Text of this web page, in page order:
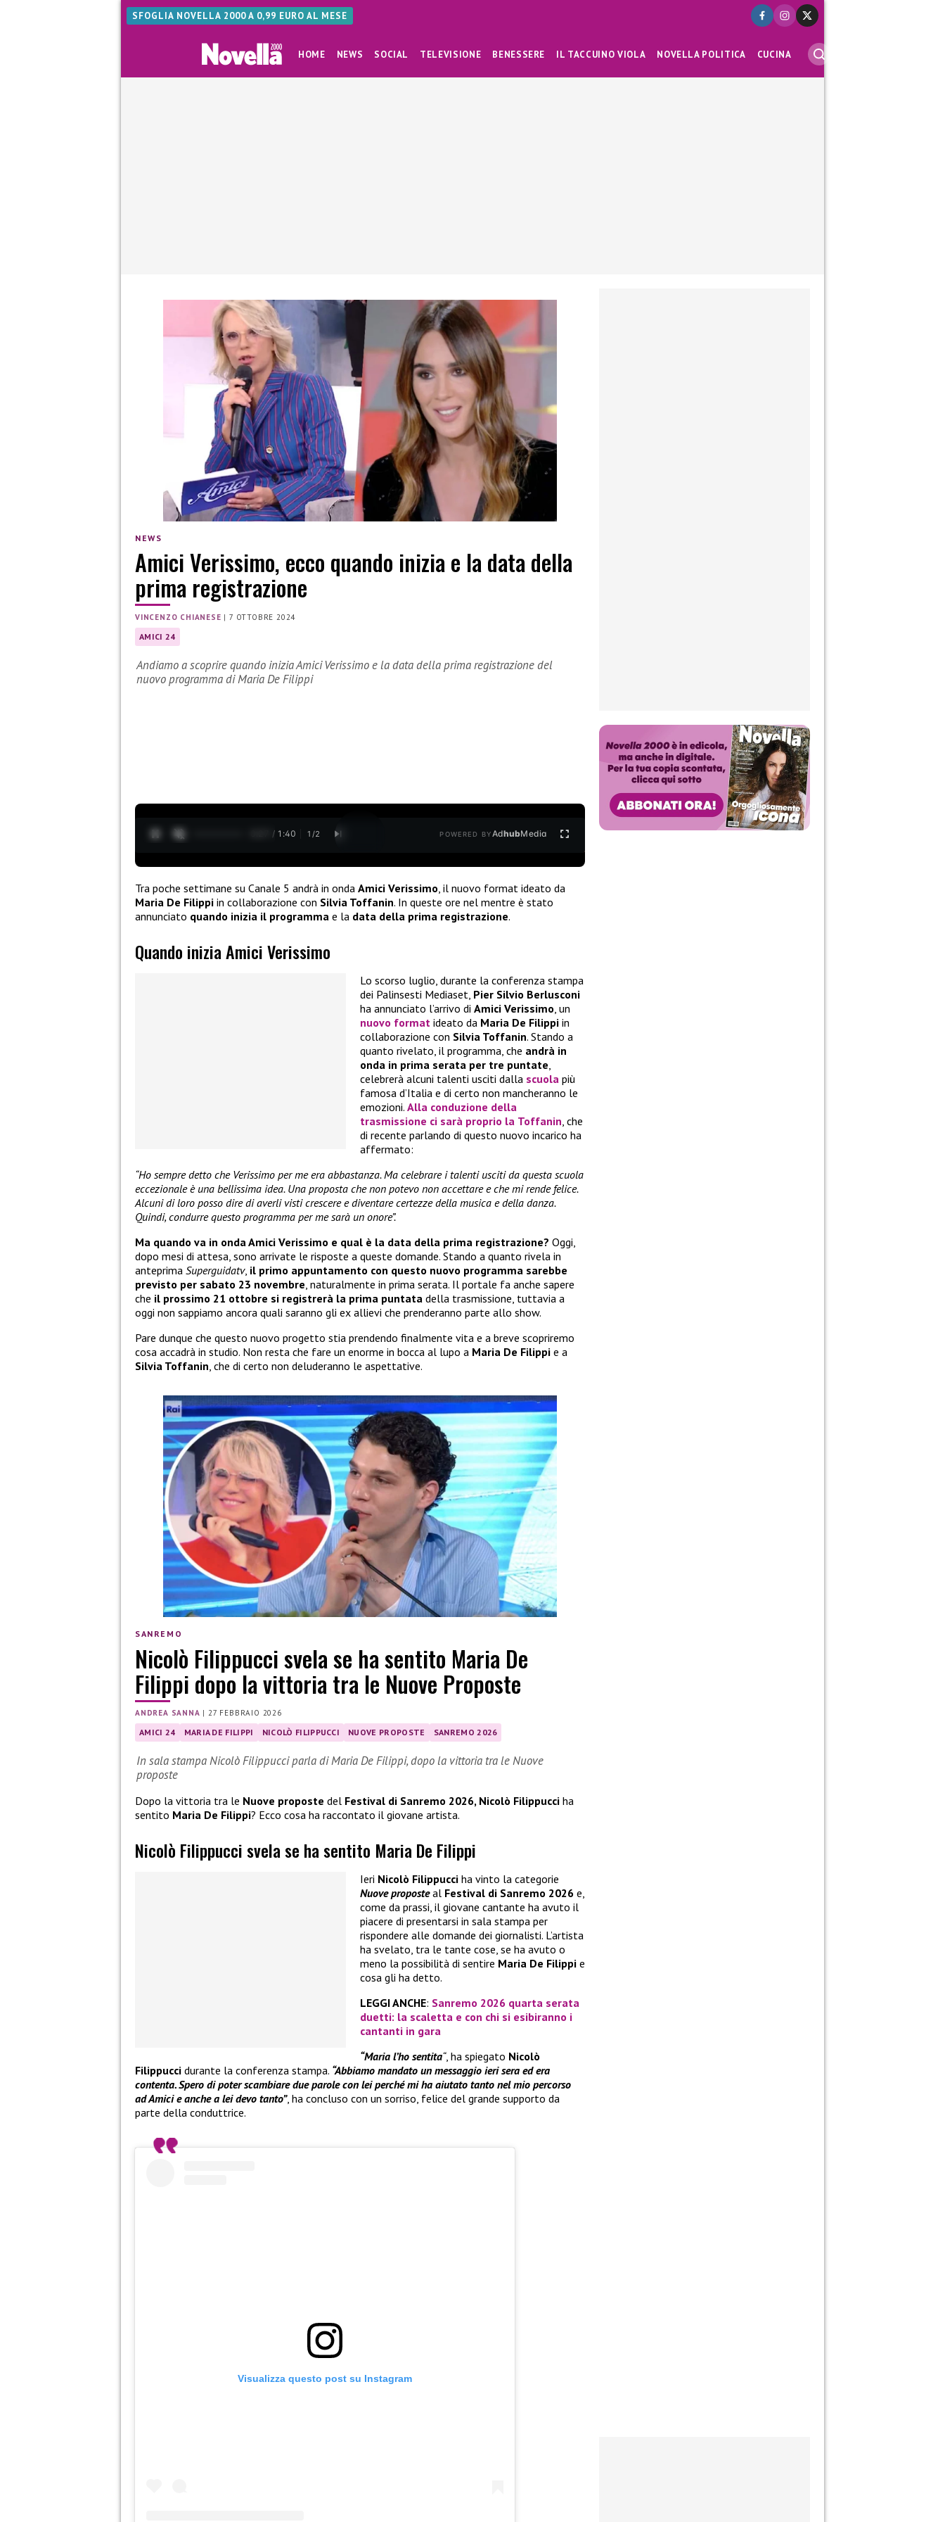
SFOGLIA NOVELLA 2000 A 0,99 EURO AL MESE
HOME NEWS SOCIAL TELEVISIONE BENESSERE IL TACCUINO VIOLA NOVELLA POLITICA CUCINA
NEWS
Amici Verissimo, ecco quando inizia e la data della
prima registrazione
VINCENZO CHIANESE |7 OTTOBRE 2024
AMICI 24
Andiamo a scoprire quando inizia Amici Verissimo e la data della prima registrazione del
nuovo programma di Maria De Filippi
0:28 / 1:40 1 /2 POWERED BYAdhubMedia
Tra poche settimane su Canale 5 andrà in onda Amici Verissimo , il nuovo format ideato da
Maria De Filippi in collaborazione con Silvia Toffanin. In queste ore nel mentre è stato
annunciato quando inizia il programma e la data della prima registrazione.
Quando inizia Amici Verissimo
Lo scorso luglio, durante la conferenza stampa
dei Palinsesti Mediaset, Pier Silvio Berlusconi
ha annunciato l’arrivo di Amici Verissimo, un
nuovo format ideato da Maria De Filippi in
collaborazione con Silvia Toffanin. Stando a
quanto rivelato, il programma, che andrà in
onda in prima serata per tre puntate,
celebrerà alcuni talenti usciti dalla scuola più
famosa d’Italia e di certo non mancheranno le
emozioni. Alla conduzione della
trasmissione ci sarà proprio la Toffanin, che
di recente parlando di questo nuovo incarico ha
affermato:
“Ho sempre detto che Verissimo per me era abbastanza. Ma celebrare i talenti usciti da questa scuola
eccezionale è una bellissima idea. Una proposta che non potevo non accettare e che mi rende felice.
Alcuni di loro posso dire di averli visti crescere e diventare certezze della musica e della danza.
Quindi, condurre questo programma per me sarà un onore”.
Ma quando va in onda Amici Verissimo e qual è la data della prima registrazione? Oggi,
dopo mesi di attesa, sono arrivate le risposte a queste domande. Stando a quanto rivela in
anteprima Superguidatv, il primo appuntamento con questo nuovo programma sarebbe
previsto per sabato 23 novembre, naturalmente in prima serata. Il portale fa anche sapere
che il prossimo 21 ottobre si registrerà la prima puntata della trasmissione, tuttavia a
oggi non sappiamo ancora quali saranno gli ex allievi che prenderanno parte allo show.
Pare dunque che questo nuovo progetto stia prendendo finalmente vita e a breve scopriremo
cosa accadrà in studio. Non resta che fare un enorme in bocca al lupo a Maria De Filippi e a
Silvia Toffanin, che di certo non deluderanno le aspettative.
SANREMO
Nicolò Filippucci svela se ha sentito Maria De
Filippi dopo la vittoria tra le Nuove Proposte
ANDREA SANNA |27 FEBBRAIO 2026
AMICI 24 MARIA DE FILIPPI NICOLÒ FILIPPUCCI NUOVE PROPOSTE SANREMO 2026
In sala stampa Nicolò Filippucci parla di Maria De Filippi, dopo la vittoria tra le Nuove
proposte
Dopo la vittoria tra le Nuove proposte del Festival di Sanremo 2026, Nicolò Filippucci ha
sentito Maria De Filippi? Ecco cosa ha raccontato il giovane artista.
Nicolò Filippucci svela se ha sentito Maria De Filippi
Ieri Nicolò Filippucci ha vinto la categorie
Nuove proposteal Festival di Sanremo 2026 e,
come da prassi, il giovane cantante ha avuto il
piacere di presentarsi in sala stampa per
rispondere alle domande dei giornalisti. L’artista
ha svelato, tra le tante cose, se ha avuto o
meno la possibilità di sentire Maria De Filippi e
cosa gli ha detto.
LEGGI ANCHE: Sanremo 2026 quarta serata
duetti: la scaletta e con chi si esibiranno i
cantanti in gara
“Maria l’ho sentita“, ha spiegato Nicolò
Filippucci durante la conferenza stampa. “Abbiamo mandato un messaggio ieri sera ed era
contenta. Spero di poter scambiare due parole con lei perché mi ha aiutato tanto nel mio percorso
ad Amici e anche a lei devo tanto”, ha concluso con un sorriso, felice del grande supporto da
parte della conduttrice.
Visualizza questo post su Instagram